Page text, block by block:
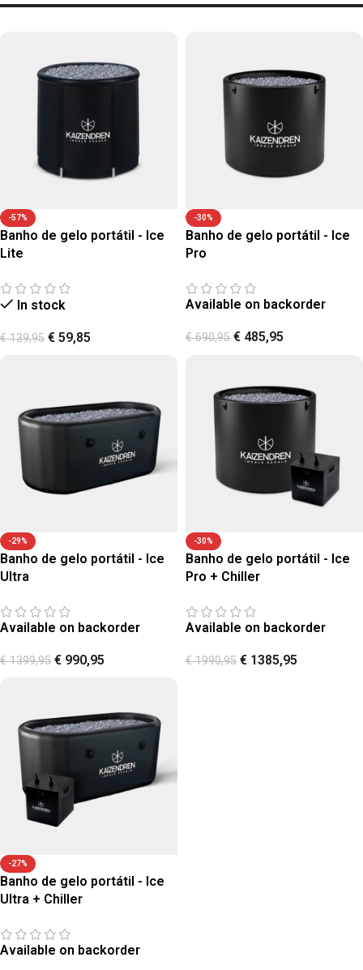
-57%
Banho de gelo portátil - Ice
Lite
In stock
€139,95 € 59,85
-30%
Banho de gelo portátil - Ice
Pro
Available on backorder
€690,95 € 485,95
-29%
Banho de gelo portátil - Ice
Ultra
Available on backorder
€1399,95 € 990,95
-30%
Banho de gelo portátil - Ice
Pro + Chiller
Available on backorder
€1990,95 € 1385,95
-27%
Banho de gelo portátil - Ice
Ultra + Chiller
Available on backorder